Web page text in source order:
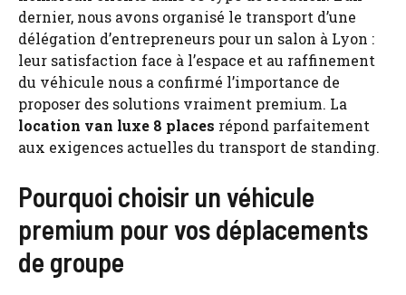
dernier, nous avons organisé le transport d’une
délégation d’entrepreneurs pour un salon à Lyon :
leur satisfaction face à l’espace et au raffinement
du véhicule nous a confirmé l’importance de
proposer des solutions vraiment premium. La
location van luxe 8 places répond parfaitement
aux exigences actuelles du transport de standing.
Pourquoi choisir un véhicule
premium pour vos déplacements
de groupe